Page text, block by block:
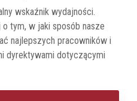
wskaźnik wydajności.
tym, w jaki sposób nasze
najlepszych pracowników i
dyrektywami dotyczącymi